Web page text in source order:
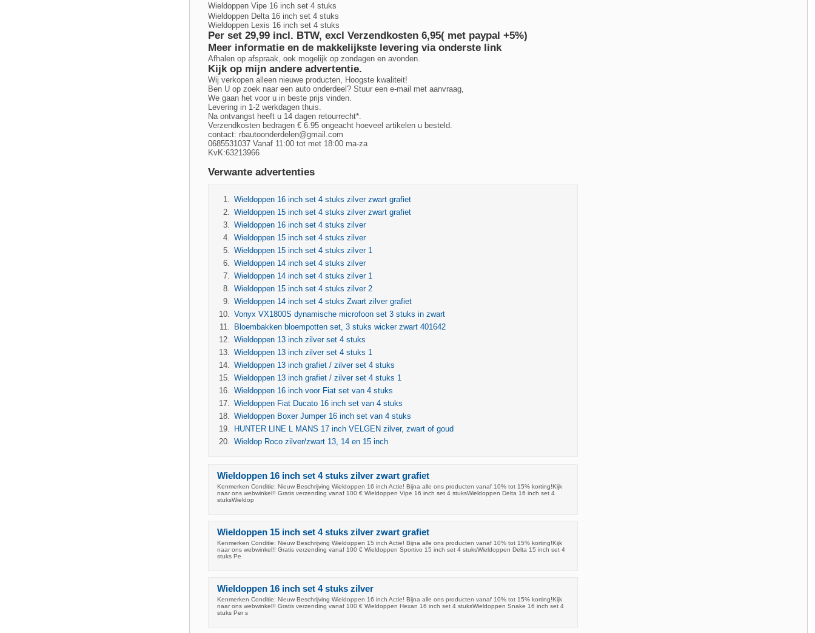
Wieldoppen Vipe 16 inch set 4 stuks
Wieldoppen Delta 16 inch set 4 stuks
Wieldoppen Lexis 16 inch set 4 stuks
Per set 29,99 incl. BTW, excl Verzendkosten 6,95( met paypal +5%)
Meer informatie en de makkelijkste levering via onderste link
Afhalen op afspraak, ook mogelijk op zondagen en avonden.
Kijk op mijn andere advertentie.
Wij verkopen alleen nieuwe producten, Hoogste kwaliteit!
Ben U op zoek naar een auto onderdeel? Stuur een e-mail met aanvraag,
We gaan het voor u in beste prijs vinden.
Levering in 1-2 werkdagen thuis.
Na ontvangst heeft u 14 dagen retourrecht*.
Verzendkosten bedragen € 6.95 ongeacht hoeveel artikelen u besteld.
contact: rbautoonderdelen@gmail.com
0685531037 Vanaf 11:00 tot met 18:00 ma-za
KvK:63213966
Verwante advertenties
Wieldoppen 16 inch set 4 stuks zilver zwart grafiet
Wieldoppen 15 inch set 4 stuks zilver zwart grafiet
Wieldoppen 16 inch set 4 stuks zilver
Wieldoppen 15 inch set 4 stuks zilver
Wieldoppen 15 inch set 4 stuks zilver 1
Wieldoppen 14 inch set 4 stuks zilver
Wieldoppen 14 inch set 4 stuks zilver 1
Wieldoppen 15 inch set 4 stuks zilver 2
Wieldoppen 14 inch set 4 stuks Zwart zilver grafiet
Vonyx VX1800S dynamische microfoon set 3 stuks in zwart
Bloembakken bloempotten set, 3 stuks wicker zwart 401642
Wieldoppen 13 inch zilver set 4 stuks
Wieldoppen 13 inch zilver set 4 stuks 1
Wieldoppen 13 inch grafiet / zilver set 4 stuks
Wieldoppen 13 inch grafiet / zilver set 4 stuks 1
Wieldoppen 16 inch voor Fiat set van 4 stuks
Wieldoppen Fiat Ducato 16 inch set van 4 stuks
Wieldoppen Boxer Jumper 16 inch set van 4 stuks
HUNTER LINE L MANS 17 inch VELGEN zilver, zwart of goud
Wieldop Roco zilver/zwart 13, 14 en 15 inch
Wieldoppen 16 inch set 4 stuks zilver zwart grafiet
Kenmerken Conditie: Nieuw Beschrijving Wieldoppen 16 inch Actie! Bijna alle ons producten vanaf 10% tot 15% korting!Kijk
naar ons webwinkel!! Gratis verzending vanaf 100 € Wieldoppen Vipe 16 inch set 4 stuksWieldoppen Delta 16 inch set 4
stuksWieldop
Wieldoppen 15 inch set 4 stuks zilver zwart grafiet
Kenmerken Conditie: Nieuw Beschrijving Wieldoppen 15 inch Actie! Bijna alle ons producten vanaf 10% tot 15% korting!Kijk
naar ons webwinkel!! Gratis verzending vanaf 100 € Wieldoppen Sportivo 15 inch set 4 stuksWieldoppen Delta 15 inch set 4
stuks Pe
Wieldoppen 16 inch set 4 stuks zilver
Kenmerken Conditie: Nieuw Beschrijving Wieldoppen 16 inch Actie! Bijna alle ons producten vanaf 10% tot 15% korting!Kijk
naar ons webwinkel!! Gratis verzending vanaf 100 € Wieldoppen Hexan 16 inch set 4 stuksWieldoppen Snake 16 inch set 4
stuks Per s